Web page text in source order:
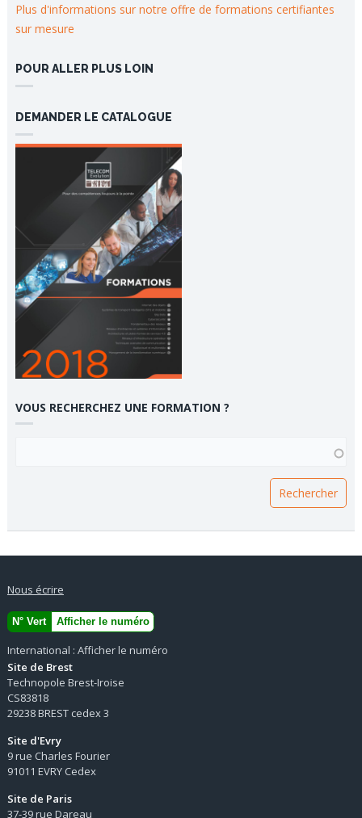
Plus d'informations sur notre offre de formations certifiantes
sur mesure
POUR ALLER PLUS LOIN
DEMANDER LE CATALOGUE
VOUS RECHERCHEZ UNE FORMATION ?
Nous écrire
N° Vert Afficher le numéro
International : Afficher le numéro
Site de Brest
Technopole Brest-Iroise
CS83818
29238 BREST cedex 3
Site d'Evry
9 rue Charles Fourier
91011 EVRY Cedex
Site de Paris
37-39 rue Dareau